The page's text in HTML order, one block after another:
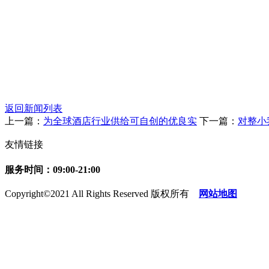
返回新闻列表
上一篇： 为全球酒店行业供给可自创的优良实 下一篇： 对整小
友情链接
服务时间：09:00-21:00
Copyright©2021 All Rights Reserved 版权所有 网站地图